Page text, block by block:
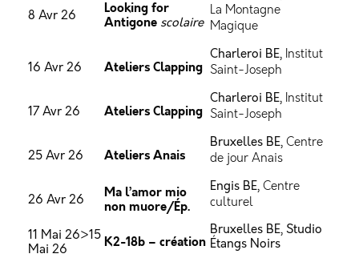
8 Avr 26
Looking for
Antigone scolaire
La Montagne
Magique
16 Avr 26 Ateliers Clapping
Charleroi BE, Institut
Saint-Joseph
17 Avr 26 Ateliers Clapping
Charleroi BE, Institut
Saint-Joseph
25 Avr 26 Ateliers Anais
Bruxelles BE, Centre
de jour Anais
26 Avr 26
Ma l’amor mio
non muore/Ép.
Engis BE, Centre
culturel
11 Mai 26>15
Mai 26
K2-18b – création
Bruxelles BE, Studio
Étangs Noirs